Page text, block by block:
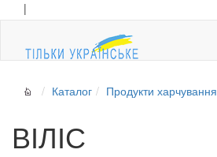
|
Каталог Продукти харчування
ВІЛІС